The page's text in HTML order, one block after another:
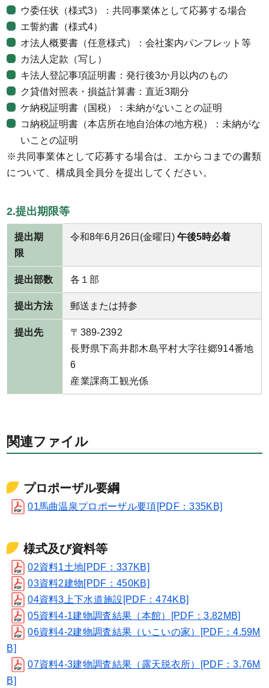
ウ委任状（様式3）：共同事業体として応募する場合
エ誓約書（様式4）
オ法人概要書（任意様式）：会社案内パンフレット等
カ法人定款（写し）
キ法人登記事項証明書：発行後3か月以内のもの
ク貸借対照表・損益計算書：直近3期分
ケ納税証明書（国税）：未納がないことの証明
コ納税証明書（本店所在地自治体の地方税）：未納がな
いことの証明
※共同事業体として応募する場合は、エからコまでの書類
について、構成員全員分を提出してください。
2.提出期限等
提出期
限
令和8年6月26日(金曜日)午後5時必着
提出部数 各１部
提出方法 郵送または持参
提出先
〒389-2392
長野県下高井郡木島平村大字往郷914番地
6
産業課商工観光係
関連ファイル
プロポーザル要綱
01馬曲温泉プロポーザル要項[PDF：335KB]
様式及び資料等
02資料1土地[PDF：337KB]
03資料2建物[PDF：450KB]
04資料3上下水道施設[PDF：474KB]
05資料4-1建物調査結果（本館）[PDF：3.82MB]
06資料4-2建物調査結果（いこいの家）[PDF：4.59M
B]
07資料4-3建物調査結果（露天脱衣所）[PDF：3.76M
B]